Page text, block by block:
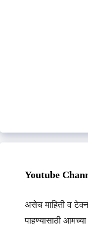
Youtube
असेच माहिती व
पाहण्यासाठी